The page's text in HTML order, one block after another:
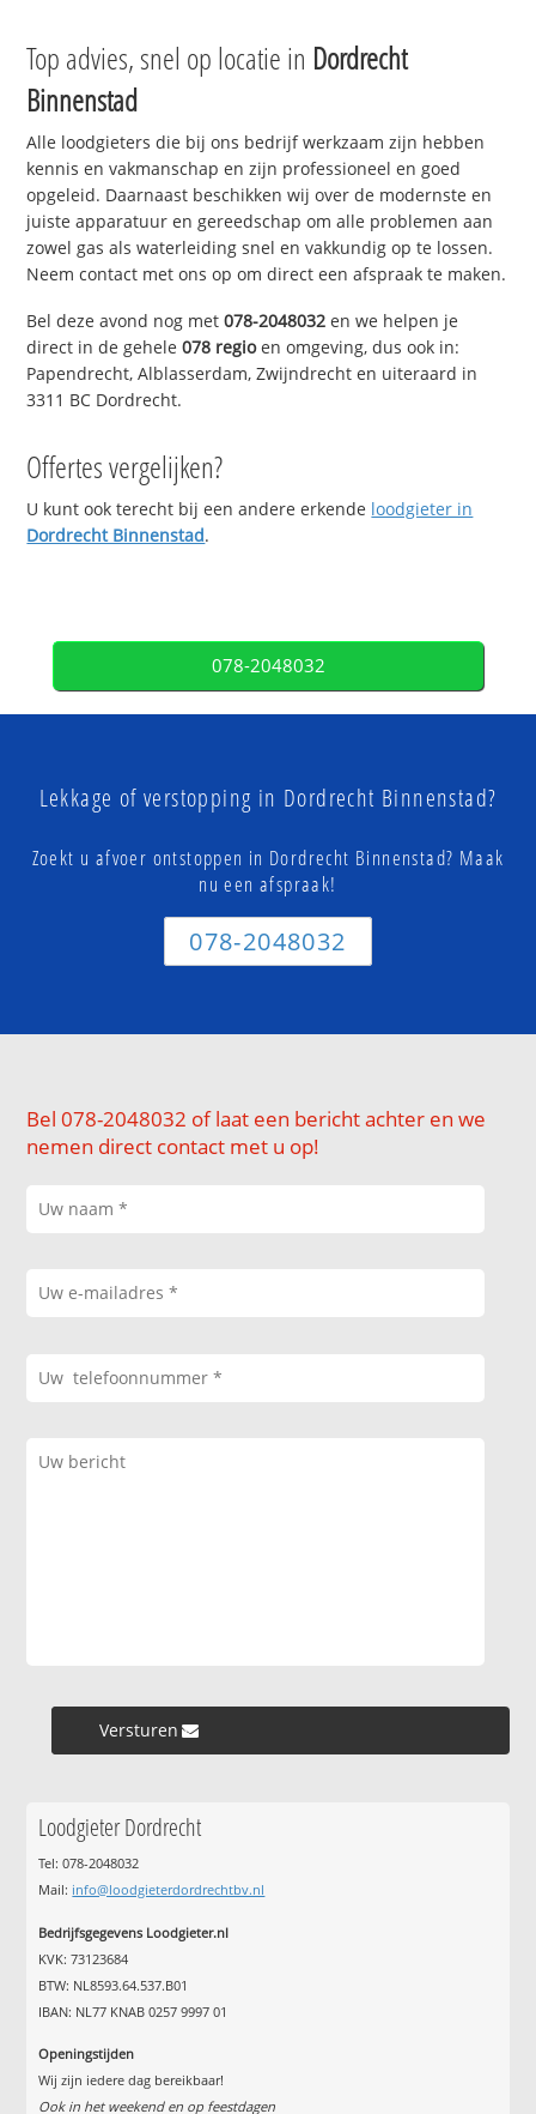
Top advies, snel op locatie in Dordrecht
Binnenstad
Alle loodgieters die bij ons bedrijf werkzaam zijn hebben
kennis en vakmanschap en zijn professioneel en goed
opgeleid. Daarnaast beschikken wij over de modernste en
juiste apparatuur en gereedschap om alle problemen aan
zowel gas als waterleiding snel en vakkundig op te lossen.
Neem contact met ons op om direct een afspraak te maken.
Bel deze avond nog met078-2048032 en we helpen je
direct in de gehele078 regioen omgeving, dus ook in:
Papendrecht, Alblasserdam, Zwijndrecht en uiteraard in
3311 BC Dordrecht.
Offertes vergelijken?
U kunt ook terecht bij een andere erkende loodgieter in
Dordrecht Binnenstad.
078-2048032
Lekkage of verstopping in Dordrecht Binnenstad?
Zoekt u afvoer ontstoppen in Dordrecht Binnenstad? Maak
nu een afspraak!
078-2048032
Bel 078-2048032 of laat een bericht achter en we
nemen direct contact met u op!
Versturen »
Loodgieter Dordrecht
Tel: 078-2048032
Mail: info@loodgieterdordrechtbv.nl
Bedrijfsgegevens Loodgieter.nl
KVK: 73123684
BTW: NL8593.64.537.B01
IBAN: NL77 KNAB 0257 9997 01
Openingstijden
Wij zijn iedere dag bereikbaar!
Ook in het weekend en op feestdagen